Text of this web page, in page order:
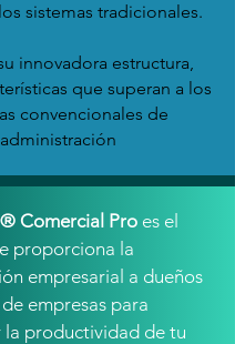
sistemas tradicionales.
innovadora estructura,
que superan a los
convencionales de
administración
Comercial Pro es el
proporciona la
empresarial a dueños
empresas para
la productividad de tu